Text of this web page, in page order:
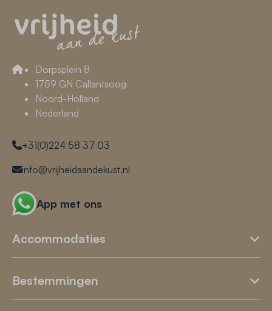
Dorpsplein 8
1759 GN Callantsoog
Noord-Holland
Nederland
+31(0)224 58 37 03
info@vrijheidaandekust.nl
App met ons
Accommodaties
Bestemmingen